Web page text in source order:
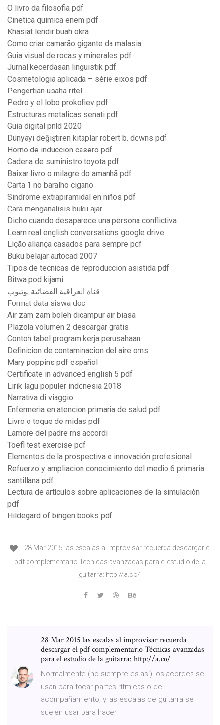
O livro da filosofia pdf
Cinetica quimica enem pdf
Khasiat lendir buah okra
Como criar camarão gigante da malasia
Guia visual de rocas y minerales pdf
Jurnal kecerdasan linguistik pdf
Cosmetologia aplicada – série eixos pdf
Pengertian usaha ritel
Pedro y el lobo prokofiev pdf
Estructuras metalicas senati pdf
Guia digital pnld 2020
Dünyayı değiştiren kitaplar robert b. downs pdf
Horno de induccion casero pdf
Cadena de suministro toyota pdf
Baixar livro o milagre do amanhã pdf
Carta 1 no baralho cigano
Sindrome extrapiramidal en niños pdf
Cara menganalisis buku ajar
Dicho cuando desaparece una persona conflictiva
Learn real english conversations google drive
Lição aliança casados para sempre pdf
Buku belajar autocad 2007
Tipos de tecnicas de reproduccion asistida pdf
Bitwa pod kijami
قناة العراقية الفضائية يوتيوب
Format data siswa doc
Air zam zam boleh dicampur air biasa
Plazola volumen 2 descargar gratis
Contoh tabel program kerja perusahaan
Definicion de contaminacion del aire oms
Mary poppins pdf español
Certificate in advanced english 5 pdf
Lirik lagu populer indonesia 2018
Narrativa di viaggio
Enfermeria en atencion primaria de salud pdf
Livro o toque de midas pdf
Lamore del padre rns accordi
Toefl test exercise pdf
Elementos de la prospectiva e innovación profesional
Refuerzo y ampliacion conocimiento del medio 6 primaria
santillana pdf
Lectura de artículos sobre aplicaciones de la simulación
pdf
Hildegard of bingen books pdf
28 Mar 2015 las escalas al improvisar recuerda descargar el
pdf complementario Técnicas avanzadas para el estudio de la
guitarra: http://a.co/
28 Mar 2015 las escalas al improvisar recuerda
descargar el pdf complementario Técnicas avanzadas
para el estudio de la guitarra: http://a.co/
Normalmente (no siempre es así) los acordes se
usan para tocar partes rítmicas o de
acompañamiento, y las escalas de guitarra se
suelen usar para hacer